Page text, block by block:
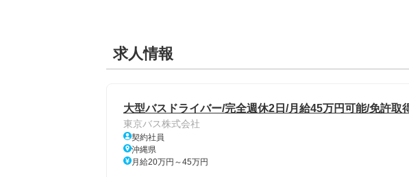
求人情報
大型バスドライバー/完全週休2日/月給45万円可能/免許取
東京バス株式会社
契約社員
沖縄県
月給20万円～45万円